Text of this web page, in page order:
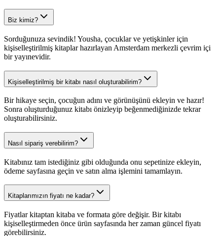
Biz kimiz?
Sorduğunuza sevindik! Yousha, çocuklar ve yetişkinler için
kişiselleştirilmiş kitaplar hazırlayan Amsterdam merkezli çevrim içi
bir yayınevidir.
Kişiselleştirilmiş bir kitabı nasıl oluşturabilirim?
Bir hikaye seçin, çocuğun adını ve görünüşünü ekleyin ve hazır!
Sonra oluşturduğunuz kitabı önizleyip beğenmediğinizde tekrar
oluşturabilirsiniz.
Nasıl sipariş verebilirim?
Kitabınız tam istediğiniz gibi olduğunda onu sepetinize ekleyin,
ödeme sayfasına geçin ve satın alma işlemini tamamlayın.
Kitaplarımızın fiyatı ne kadar?
Fiyatlar kitaptan kitaba ve formata göre değişir. Bir kitabı
kişiselleştirmeden önce ürün sayfasında her zaman güncel fiyatı
görebilirsiniz.